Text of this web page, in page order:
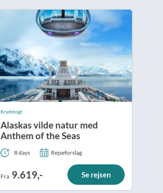
Krydstogt
Alaskas vilde natur med
Anthem of the Seas
8 days Rejseforslag
Fra 9.619,- Se rejsen